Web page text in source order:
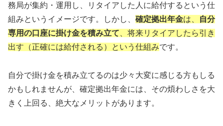
務局が集約・運用し、リタイアした人に給付するという仕
組みというイメージです。しかし、 確定拠出年金は、
自分
専用の口座に掛け金を積み立て 、将来リタイアしたら引き
出す（正確には給付される）という仕組みです。
自分で掛け金を積み立てるのは少々大変に感じる方もしる
かもしれませんが、確定拠出年金には、その煩わしさを大
きく上回る、絶大なメリットがあります。